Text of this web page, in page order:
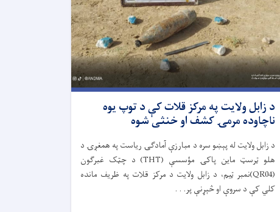
د زابل ولایت په مرکز قلات کې د توپ یوه
ناچاوده مرمۍ کشف او خنثی شوه
د زابل ولایت له پېښو سره د مبارزې آمادګۍ ریاست په همغږۍ د
هلو ټرسټ ماین پاکۍ مؤسسې (THT) د چټک غبرګون
(QR04)نمبر ټیم، د زابل ولایت د مرکز قلات په ظریف مانده
کلي کې د سروې او څېړنې پر. . .